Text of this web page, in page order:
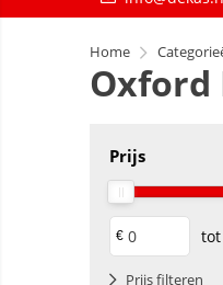
Home
Oxford
Prijs
€ tot
Prijs filteren